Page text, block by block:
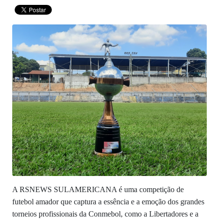
A RSNEWS SULAMERICANA é uma competição de
futebol amador que captura a essência e a emoção dos grandes
torneios profissionais da Conmebol, como a Libertadores e a